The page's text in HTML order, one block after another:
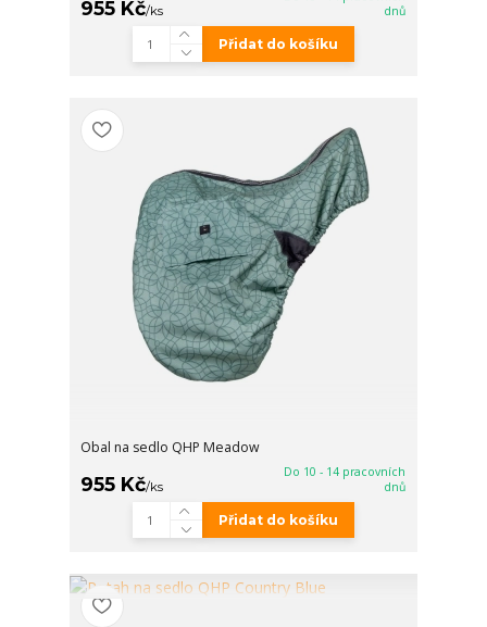
955 Kč/ks
dnů
Přidat do košíku
Obal na sedlo QHP Meadow
955 Kč/ks
Do 10 - 14 pracovních
dnů
Přidat do košíku